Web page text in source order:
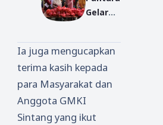
Masker
Gelar
Murah
untuk
Masyar
akat
Desa
Gapuar
Ia juga mengucapkan
terima kasih kepada
para Masyarakat dan
Anggota GMKI
Sintang yang ikut